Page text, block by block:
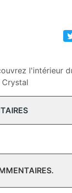
l'intérieur
Crystal